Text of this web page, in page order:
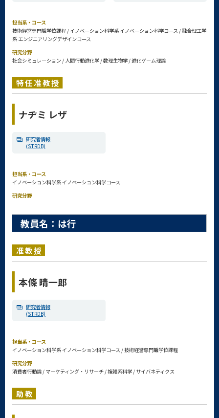
担当系・コース
技術経営専門職学位課程 / イノベーション科学系 イノベーション科学コース / 融合理工学
系 エンジニアリングデザインコース
研究分野
社会シミュレーション / 人間行動進化学 / 数理生物学 / 進化ゲーム理論
特任准教授
ナヂミ レザ
研究者情報
(STRDB)
担当系・コース
イノベーション科学系 イノベーション科学コース
研究分野
教員名：は行
准教授
本條 晴一郎
研究者情報
(STRDB)
担当系・コース
イノベーション科学系 イノベーション科学コース / 技術経営専門職学位課程
研究分野
消費者行動論 / マーケティング・リサーチ / 複雑系科学 / サイバネティクス
助教